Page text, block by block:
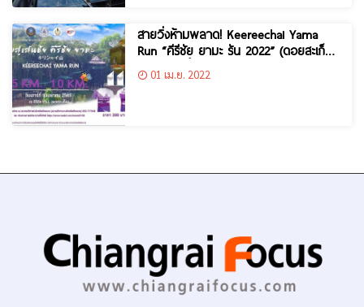
สายวิ่งห้ามพลาด! Keereechai Yama
Run “คีรีชัย ยามะ รัน 2022” (ดอยสะเก็น)
9 เมษายนนี้
01 เม.ย. 2022